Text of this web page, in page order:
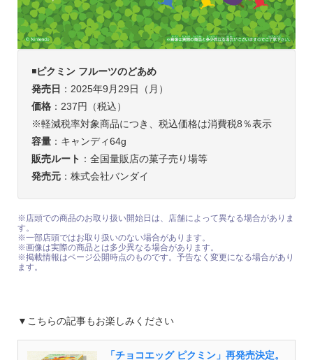
◾️ピクミン フルーツのどあめ
発売日 ：2025年9月29日（月）
価格：237円（税込）
※軽減税率対象商品につき、税込価格は消費税8％表示
容量：キャンディ64g
販売ルート ：全国量販店の菓子売り場等
発売元：株式会社バンダイ
※店頭での商品のお取り扱い開始日は、店舗によって異なる場合がありま
す。
※一部店頭ではお取り扱いのない場合があります。
※画像は実際の商品とは多少異なる場合があります。
※掲載情報はページ公開時点のものです。予告なく変更になる場合があり
ます。
▼こちらの記事もお楽しみください
「チョコエッグ ピクミン」再発売決定。